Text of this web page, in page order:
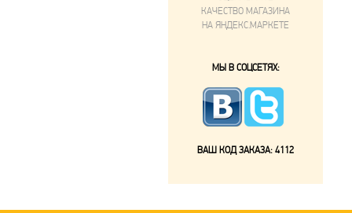
МЫ В СОЦСЕТЯХ:
ВАШ КОД ЗАКАЗА: 4112